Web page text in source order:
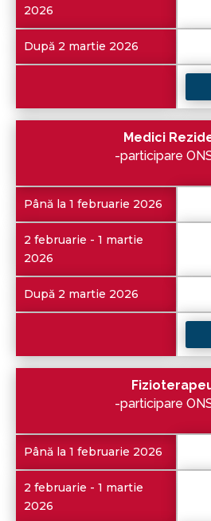
2026
După 2 martie 2026
Până la 1 februarie 2026
2 februarie - 1 martie
2026
După 2 martie 2026
Medici
-participare
Până la 1 februarie 2026
2 februarie - 1 martie
2026
-participare